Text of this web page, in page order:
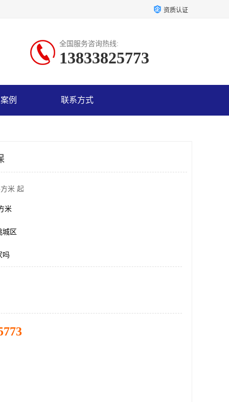
资质认证
全国服务咨询热线:
13833825773
例 联系方式
米 起
米
城区
吗